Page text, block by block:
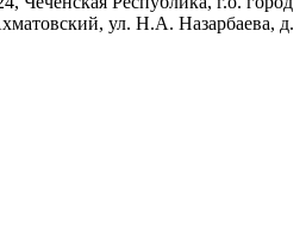
ул. Н.А. Назарбаева, д.